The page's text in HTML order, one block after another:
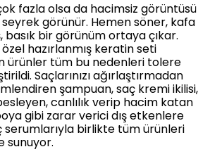
fazla olsa da hacimsiz görüntüsü
görünür. Hemen söner, kafa
basık bir görünüm ortaya çıkar.
hazırlanmış keratin seti
ürünler tüm bu nedenleri tolere
Saçlarınızı ağırlaştırmadan
şampuan, saç kremi ikilisi,
canlılık verip hacim katan
gibi zarar verici dış etkenlere
serumlarıyla birlikte tüm ürünleri
sunuyor.